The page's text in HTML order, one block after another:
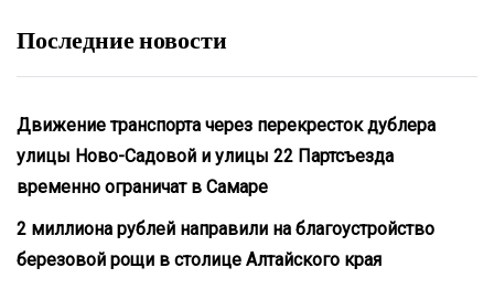
Последние новости
Движение транспорта через перекресток дублера
улицы Ново-Садовой и улицы 22 Партсъезда
временно ограничат в Самаре
2 миллиона рублей направили на благоустройство
березовой рощи в столице Алтайского края